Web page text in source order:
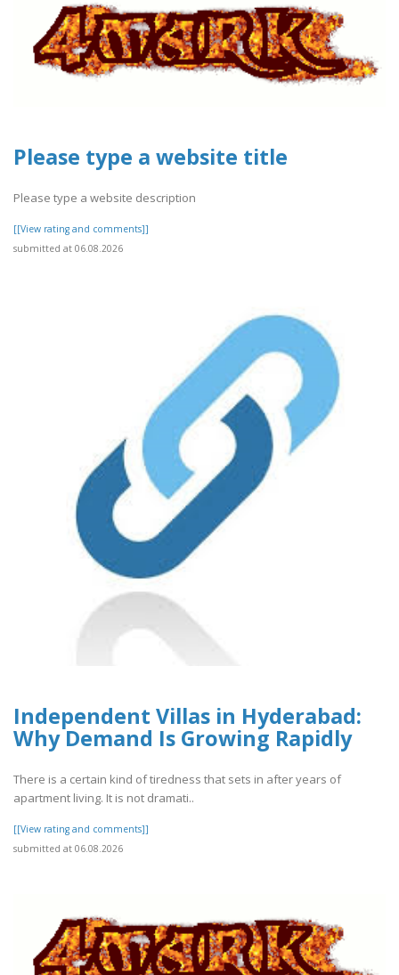
Please type a website title
Please type a website description
[[View rating and comments]]
submitted at 06.08.2026
Independent Villas in Hyderabad:
Why Demand Is Growing Rapidly
There is a certain kind of tiredness that sets in after years of
apartment living. It is not dramati..
[[View rating and comments]]
submitted at 06.08.2026